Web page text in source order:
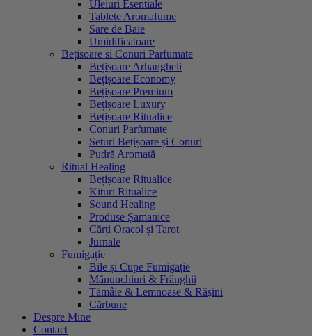
Uleiuri Esentiale
Tablete Aromafume
Sare de Baie
Umidificatoare
Bețisoare si Conuri Parfumate
Bețișoare Arhangheli
Bețișoare Economy
Bețișoare Premium
Bețișoare Luxury
Bețișoare Ritualice
Conuri Parfumate
Seturi Bețișoare și Conuri
Pudră Aromată
Ritual Healing
Bețișoare Ritualice
Kituri Ritualice
Sound Healing
Produse Șamanice
Cărți Oracol și Tarot
Jurnale
Fumigație
Bile și Cupe Fumigație
Mănunchiuri & Frânghii
Tămâie & Lemnoase & Rășini
Cărbune
Despre Mine
Contact